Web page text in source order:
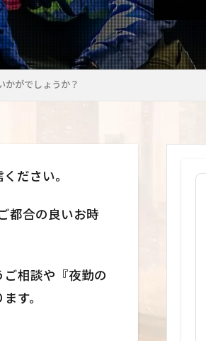
かがでしょうか？
ださい。
都合の良いお時
ご相談や『夜勤の
す。